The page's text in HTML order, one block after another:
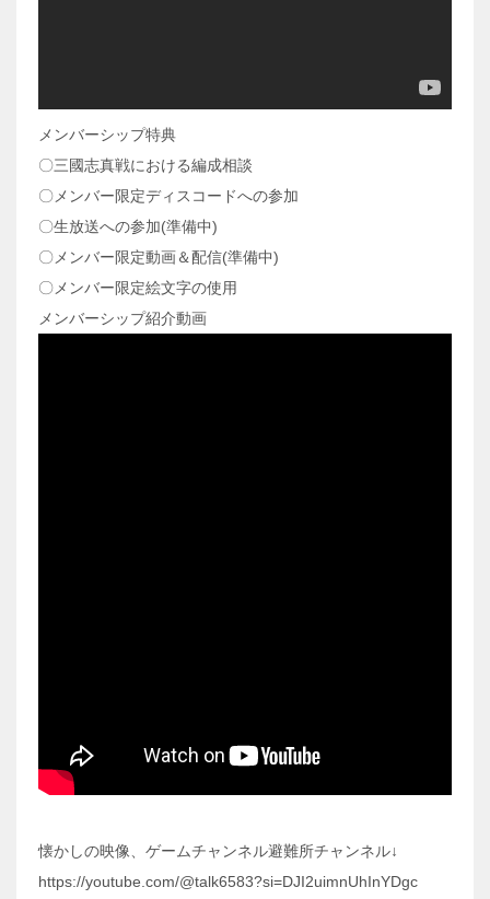
メンバーシップ特典
〇三國志真戦における編成相談
〇メンバー限定ディスコードへの参加
〇生放送への参加(準備中)
〇メンバー限定動画＆配信(準備中)
〇メンバー限定絵文字の使用
メンバーシップ紹介動画
懐かしの映像、ゲームチャンネル避難所チャンネル↓
https://youtube.com/@talk6583?si=DJI2uimnUhInYDgc